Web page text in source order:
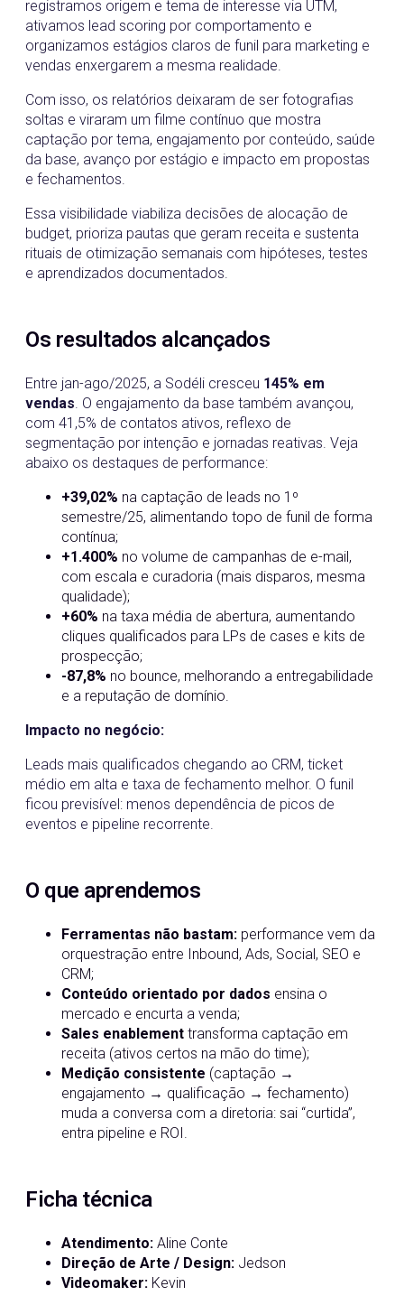
registramos origem e tema de interesse via UTM,
ativamos lead scoring por comportamento e
organizamos estágios claros de funil para marketing e
vendas enxergarem a mesma realidade.
Com isso, os relatórios deixaram de ser fotografias
soltas e viraram um filme contínuo que mostra
captação por tema, engajamento por conteúdo, saúde
da base, avanço por estágio e impacto em propostas
e fechamentos.
Essa visibilidade viabiliza decisões de alocação de
budget, prioriza pautas que geram receita e sustenta
rituais de otimização semanais com hipóteses, testes
e aprendizados documentados.
Os resultados alcançados
Entre jan-ago/2025, a Sodéli cresceu 145% em
vendas. O engajamento da base também avançou,
com 41,5% de contatos ativos, reflexo de
segmentação por intenção e jornadas reativas. Veja
abaixo os destaques de performance:
+39,02% na captação de leads no 1º
semestre/25, alimentando topo de funil de forma
contínua;
+1.400% no volume de campanhas de e-mail,
com escala e curadoria (mais disparos, mesma
qualidade);
+60% na taxa média de abertura, aumentando
cliques qualificados para LPs de cases e kits de
prospecção;
-87,8% no bounce, melhorando a entregabilidade
e a reputação de domínio.
Impacto no negócio:
Leads mais qualificados chegando ao CRM, ticket
médio em alta e taxa de fechamento melhor. O funil
ficou previsível: menos dependência de picos de
eventos e pipeline recorrente.
O que aprendemos
Ferramentas não bastam: performance vem da
orquestração entre Inbound, Ads, Social, SEO e
CRM;
Conteúdo orientado por dados ensina o
mercado e encurta a venda;
Sales enablement transforma captação em
receita (ativos certos na mão do time);
Medição consistente (captação →
engajamento → qualificação → fechamento)
muda a conversa com a diretoria: sai “curtida”,
entra pipeline e ROI.
Ficha técnica
Atendimento: Aline Conte
Direção de Arte / Design: Jedson
Videomaker: Kevin